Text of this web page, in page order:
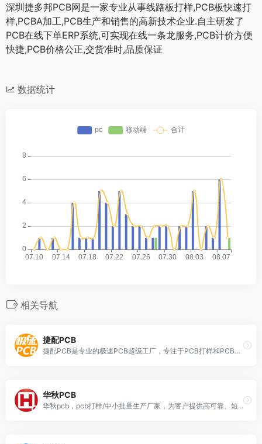
深圳捷多邦PCB网是一家专业从事线路板打样,PCB板快速打
样,PCBA加工,PCB生产和销售的高新技术企业.自主研发了
PCB在线下单ERP系统,可实现在线一条龙服务,PCB计价方便
快捷,PCB价格公正,交货准时,品质保证
数据统计
相关导航
捷配PCB
捷配PCB是专业的极速PCB超级工厂，专注于PCB打样和PCB小批量服务，常规单双面线路板最快24小时出货、4层线路板48小时出货，6层线路板48小时出货，不收加急费，在线计价，下单方便快捷。
华秋PCB
华秋pcb，pcb打样/中小批量生产厂家，为客户提供高可靠、短交期的打板体验。拥有深圳工厂和九江205亩PCB产业园两大加工生产基地，月产能12万㎡/月。支持在线报价、在线下单、在线查询生产进度，专业生产PCB线路板(PCB打样,PCB中小批量,PCB,电路板,PCB线路板加工)的PCB厂家，覆盖全球166+地区,30万+客户一致选择，致力于为客户提供高可靠多层板制造服务。